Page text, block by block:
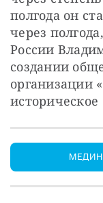
полгода он
через
России
создании
организации
историческое